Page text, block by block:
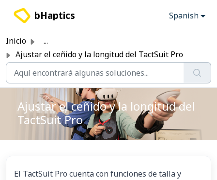
bHaptics Spanish
Inicio
...
Ajustar el ceñido y la longitud del TactSuit Pro
Ajustar el ceñido y la longitud del
TactSuit Pro
El TactSuit Pro cuenta con funciones de talla y